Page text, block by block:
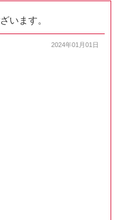
います。
2024年01月01日